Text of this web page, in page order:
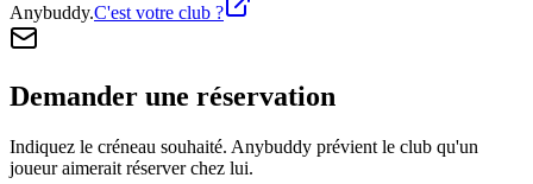
Anybuddy.C'est votre club ?
Demander une réservation
Indiquez le créneau souhaité. Anybuddy prévient le club qu'un
joueur aimerait réserver chez lui.